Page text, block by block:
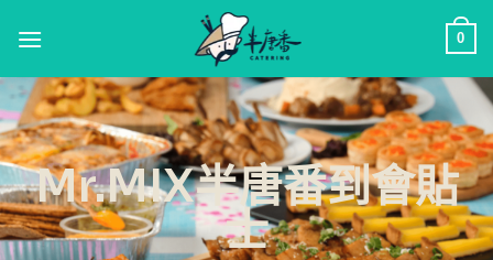
0
Mr.MIX半唐番到會貼
士